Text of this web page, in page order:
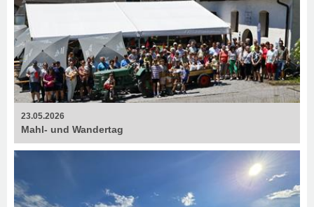
23.05.2026
Mahl- und Wandertag